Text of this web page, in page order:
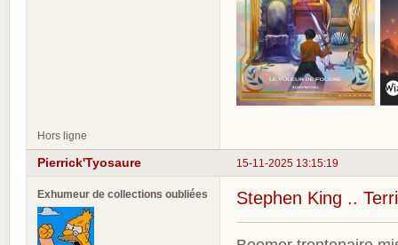
Hors ligne
15-11-2025 13:15:19
Pierrick'Tyosaure
Exhumeur de collections oubliées Stephen King ..